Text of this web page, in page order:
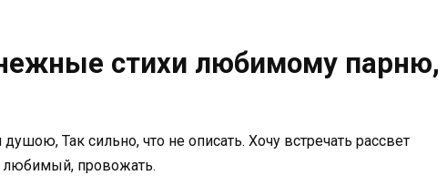
стихи любимому парню,
Так сильно, что не описать. Хочу встречать рассвет
любимый, провожать.